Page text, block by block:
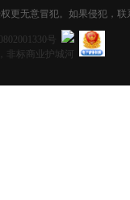
更无意冒犯。如果侵犯，联
号
非标商业护城河